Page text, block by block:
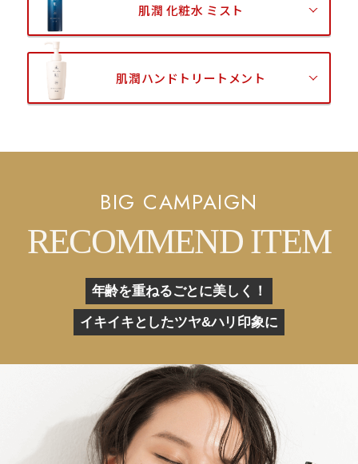
肌潤 化粧水 ミスト
肌潤ハンドトリートメント
BIG CAMPAIGN
RECOMMEND ITEM
年齢を重ねるごとに美しく！
イキイキとしたツヤ&ハリ印象に